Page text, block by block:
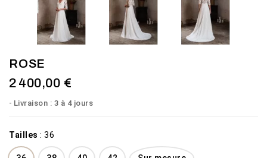
ROSE
2 400,00 €
Livraison : 3 à 4 jours
Tailles : 36